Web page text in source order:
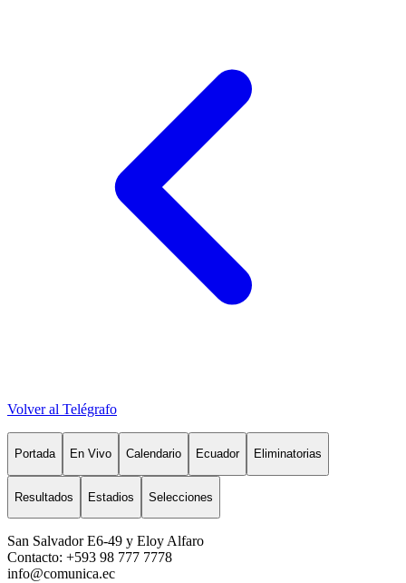
Volver al Telégrafo
Portada En Vivo Calendario Ecuador Eliminatorias
Resultados Estadios Selecciones
San Salvador E6-49 y Eloy Alfaro
Contacto: +593 98 777 7778
info@comunica.ec